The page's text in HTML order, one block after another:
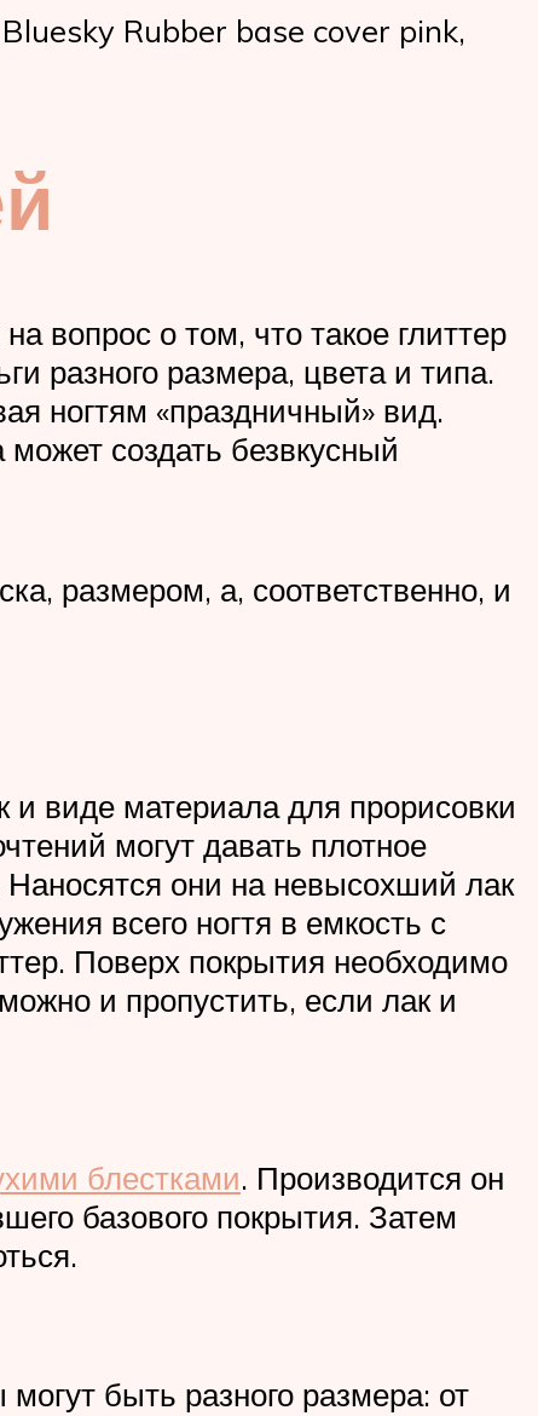
Rubber base cover pink,
вопрос о том, что такое глиттер
разного размера, цвета и типа.
ногтям «праздничный» вид.
создать безвкусный
размером, а, соответственно, и
и виде материала для прорисовки
могут давать плотное
они на невысохший лак
всего ногтя в емкость с
Поверх покрытия необходимо
и пропустить, если лак и
блестками. Производится он
базового покрытия. Затем
быть разного размера: от